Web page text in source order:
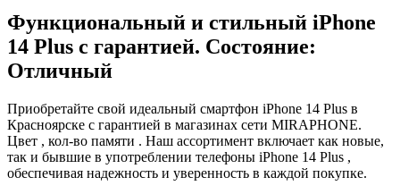
Функциональный и стильный iPhone
14 Plus с гарантией. Состояние:
Отличный
Приобретайте свой идеальный смартфон iPhone 14 Plus в
Красноярске с гарантией в магазинах сети MIRAPHONE.
Цвет , кол-во памяти . Наш ассортимент включает как новые,
так и бывшие в употреблении телефоны iPhone 14 Plus ,
обеспечивая надежность и уверенность в каждой покупке.